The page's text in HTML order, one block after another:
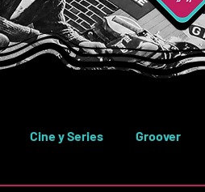
Cine y Series Groover